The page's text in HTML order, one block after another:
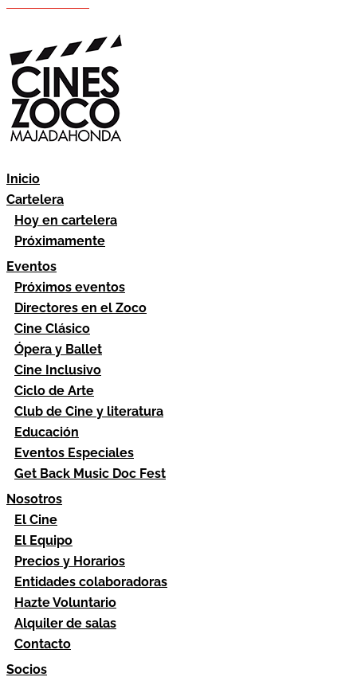
Inicio
Cartelera
Hoy en cartelera
Próximamente
Eventos
Próximos eventos
Directores en el Zoco
Cine Clásico
Ópera y Ballet
Cine Inclusivo
Ciclo de Arte
Club de Cine y literatura
Educación
Eventos Especiales
Get Back Music Doc Fest
Nosotros
El Cine
El Equipo
Precios y Horarios
Entidades colaboradoras
Hazte Voluntario
Alquiler de salas
Contacto
Socios